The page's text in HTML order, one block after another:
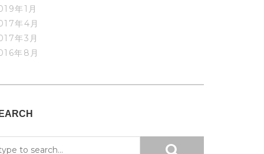
年1月
年4月
年3月
年8月